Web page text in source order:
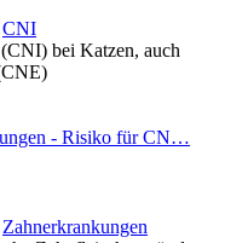
CNI
bei Katzen, auch
- Risiko für CN…
Zahnerkrankungen